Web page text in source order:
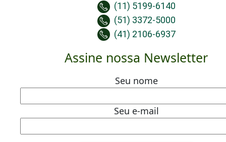
(11) 5199-6140
(51) 3372-5000
(41) 2106-6937
Assine nossa Newsletter
Seu nome
Seu e-mail